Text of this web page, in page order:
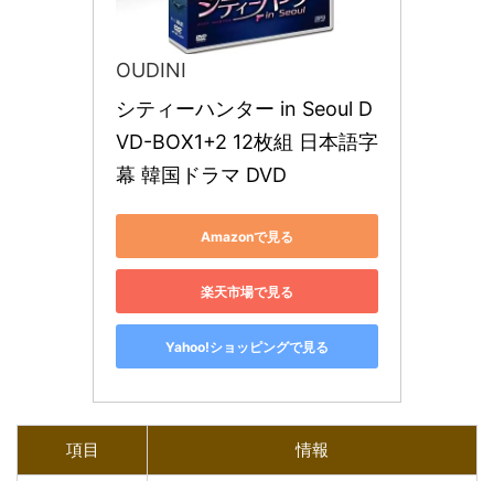
OUDINI
シティーハンター in Seoul D
VD-BOX1+2 12枚組 日本語字
幕 韓国ドラマ DVD
Amazonで見る
楽天市場で見る
Yahoo!ショッピングで見る
項目 情報